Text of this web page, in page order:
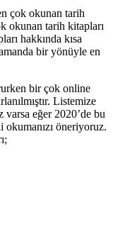
çok okunan tarih
okunan tarih kitapları
hakkında kısa
bir yönüyle en
bir çok online
Listemize
varsa eğer 2020’de bu
okumanızı öneriyoruz.